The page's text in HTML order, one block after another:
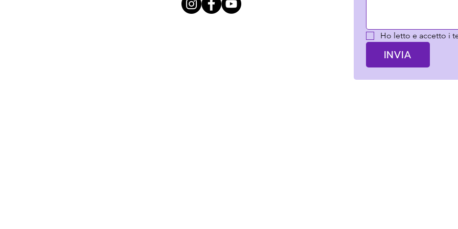
Ho letto e accetto i
INVIA